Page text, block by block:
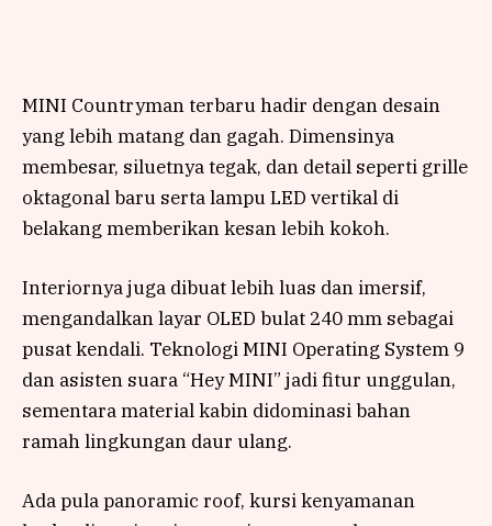
MINI Countryman terbaru hadir dengan desain
yang lebih matang dan gagah. Dimensinya
membesar, siluetnya tegak, dan detail seperti grille
oktagonal baru serta lampu LED vertikal di
belakang memberikan kesan lebih kokoh.
Interiornya juga dibuat lebih luas dan imersif,
mengandalkan layar OLED bulat 240 mm sebagai
pusat kendali. Teknologi MINI Operating System 9
dan asisten suara “Hey MINI” jadi fitur unggulan,
sementara material kabin didominasi bahan
ramah lingkungan daur ulang.
Ada pula panoramic roof, kursi kenyamanan